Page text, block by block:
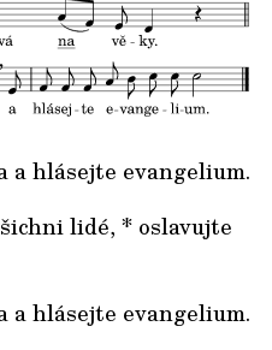
a hlásejte evangelium.
lidé, * oslavujte
a hlásejte evangelium.